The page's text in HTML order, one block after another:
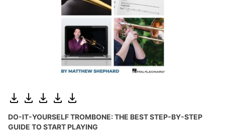
DO-IT-YOURSELF TROMBONE: THE BEST STEP-BY-STEP
GUIDE TO START PLAYING